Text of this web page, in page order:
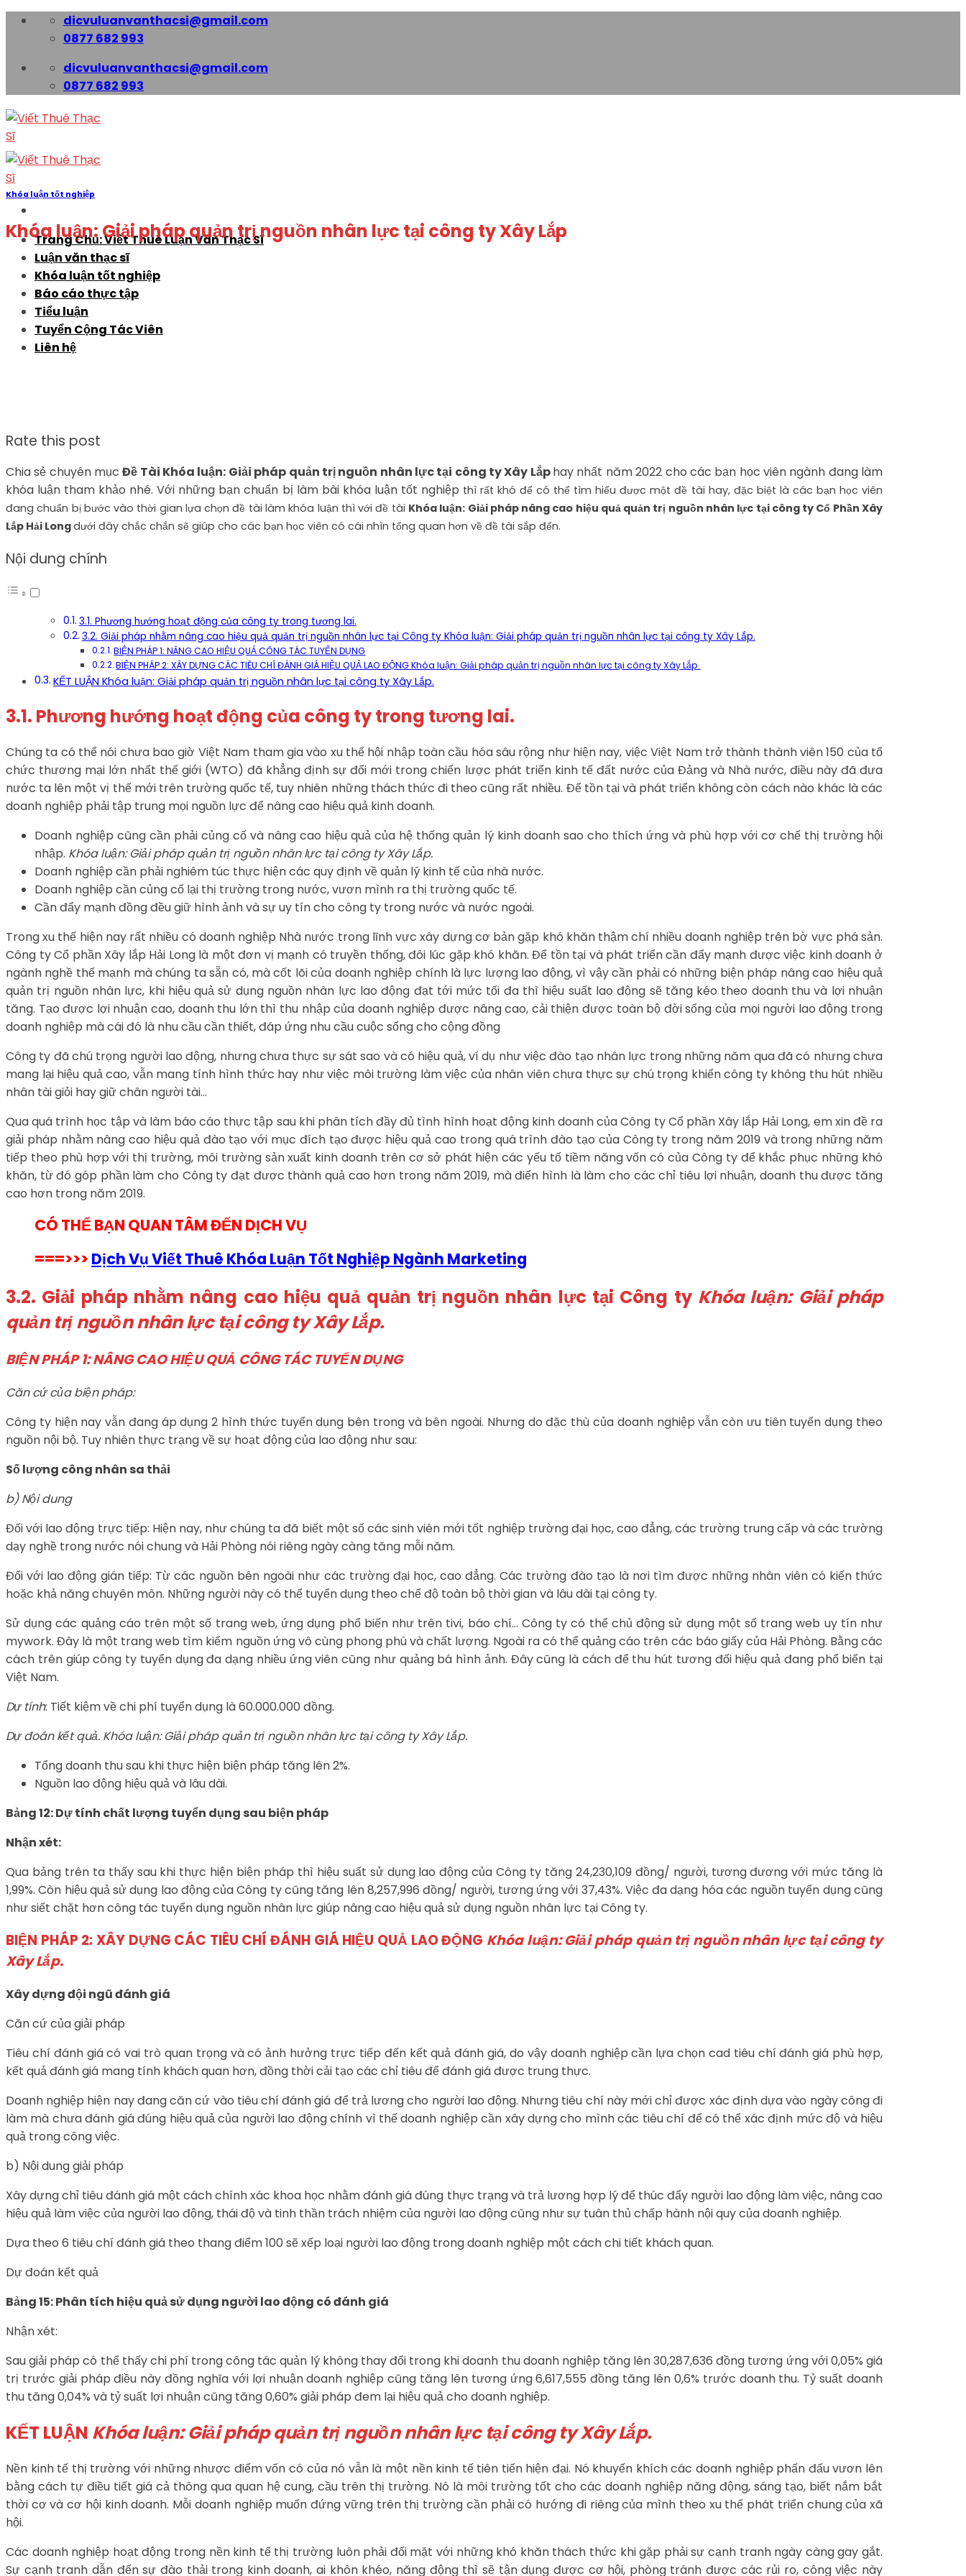
Skip
dicvuluanvanthacsi@gmail.com
0877 682 993
dicvuluanvanthacsi@gmail.com
0877 682 993
Trang Chủ: Viết Thuê Luận Văn Thạc Sĩ
Luận văn thạc sĩ
Khóa luận tốt nghiệp
Báo cáo thực tập
Tiểu luận
Tuyển Cộng Tác Viên
Liên hệ
Khóa luận tốt nghiệp
Khóa luận: Giải pháp quản trị nguồn nhân lực tại công ty Xây Lắp
Rate this post
Chia sẻ chuyên mụcĐề Tài Khóa luận: Giải pháp quản trị nguồn nhân lực tại công ty Xây Lắphay nhất năm 2022 cho các bạn học viên ngành đang làm
khóa luận tham khảo nhé. Với những bạn chuẩn bị làm bài khóa luận tốt nghiệp thì rất khó để có thể tìm hiểu được một đề tài hay, đặc biệt là các bạn học viên
đang chuẩn bị bước vào thời gian lựa chọn đề tài làm khóa luận thì với đề tài Khóa luận: Giải pháp nâng cao hiệu quả quản trị nguồn nhân lực tại công ty Cổ Phần Xây
Lắp Hải Longdưới đây chắc chắn sẽ giúp cho các bạn học viên có cái nhìn tổng quan hơn về đề tài sắp đến.
Nội dung chính
3.1. Phương hướng hoạt động của công ty trong tương lai.
3.2. Giải pháp nhằm nâng cao hiệu quả quản trị nguồn nhân lực tại Công ty Khóa luận: Giải pháp quản trị nguồn nhân lực tại công ty Xây Lắp.
BIỆN PHÁP 1: NÂNG CAO HIỆU QUẢ CÔNG TÁC TUYỂN DỤNG
BIỆN PHÁP 2: XÂY DỰNG CÁC TIÊU CHÍ ĐÁNH GIÁ HIỆU QUẢ LAO ĐỘNG Khóa luận: Giải pháp quản trị nguồn nhân lực tại công ty Xây Lắp.
KẾT LUẬN Khóa luận: Giải pháp quản trị nguồn nhân lực tại công ty Xây Lắp.
3.1. Phương hướng hoạt động của công ty trong tương lai.
Chúng ta có thể nói chưa bao giờ Việt Nam tham gia vào xu thế hội nhập toàn cầu hóa sâu rộng như hiện nay, việc Việt Nam trở thành thành viên 150 của tổ
chức thương mại lớn nhất thế giới (WTO) đã khẳng định sự đổi mới trong chiến lược phát triển kinh tế đất nước của Đảng và Nhà nước, điều này đã đưa
nước ta lên một vị thế mới trên trường quốc tế, tuy nhiên những thách thức đi theo cũng rất nhiều. Để tồn tại và phát triển không còn cách nào khác là các
doanh nghiệp phải tập trung mọi nguồn lực để nâng cao hiệu quả kinh doanh.
Doanh nghiệp cũng cần phải củng cố và nâng cao hiệu quả của hệ thống quản lý kinh doanh sao cho thích ứng và phù hợp với cơ chế thị trường hội
nhập. Khóa luận: Giải pháp quản trị nguồn nhân lực tại công ty Xây Lắp.
Doanh nghiệp cần phải nghiêm túc thực hiện các quy định về quản lý kinh tế của nhà nước.
Doanh nghiệp cần củng cố lại thị trường trong nước, vươn mình ra thị trường quốc tế.
Cần đẩy mạnh đồng đều giữ hình ảnh và sự uy tín cho công ty trong nước và nước ngoài.
Trong xu thế hiện nay rất nhiều có doanh nghiệp Nhà nước trong lĩnh vực xây dựng cơ bản gặp khó khăn thậm chí nhiều doanh nghiệp trên bờ vực phá sản.
Công ty Cổ phần Xây lắp Hải Long là một đơn vị mạnh có truyền thống, đôi lúc gặp khó khăn. Để tồn tại và phát triển cần đẩy mạnh được việc kinh doanh ở
ngành nghề thế mạnh mà chúng ta sẵn có, mà cốt lõi của doanh nghiệp chính là lực lượng lao động, vì vậy cần phải có những biện pháp nâng cao hiệu quả
quản trị nguồn nhân lực, khi hiệu quả sử dụng nguồn nhân lực lao động đạt tới mức tối đa thì hiệu suất lao động sẽ tăng kéo theo doanh thu và lợi nhuận
tăng. Tạo được lợi nhuận cao, doanh thu lớn thì thu nhập của doanh nghiệp được nâng cao, cải thiện được toàn bộ đời sống của mọi người lao động trong
doanh nghiệp mà cái đó là nhu cầu cần thiết, đáp ứng nhu cầu cuộc sống cho cộng đồng
Công ty đã chú trọng người lao động, nhưng chưa thực sự sát sao và có hiệu quả, ví dụ như việc đào tạo nhân lực trong những năm qua đã có nhưng chưa
mang lại hiệu quả cao, vẫn mang tính hình thức hay như việc môi trường làm việc của nhân viên chưa thực sự chú trọng khiến công ty không thu hút nhiều
nhân tài giỏi hay giữ chân người tài…
Qua quá trình học tập và làm báo cáo thực tập sau khi phân tích đầy đủ tình hình hoạt động kinh doanh của Công ty Cổ phần Xây lắp Hải Long, em xin đề ra
giải pháp nhằm nâng cao hiệu quả đào tạo với mục đích tạo được hiệu quả cao trong quá trình đào tạo của Công ty trong năm 2019 và trong những năm
tiếp theo phù hợp với thị trường, môi trường sản xuất kinh doanh trên cơ sở phát hiện các yếu tố tiềm năng vốn có của Công ty để khắc phục những khó
khăn, từ đó góp phần làm cho Công ty đạt được thành quả cao hơn trong năm 2019, mà điển hình là làm cho các chỉ tiêu lợi nhuận, doanh thu được tăng
cao hơn trong năm 2019.
CÓ THỂ BẠN QUAN TÂM ĐẾN DỊCH VỤ
===>>> Dịch Vụ Viết Thuê Khóa Luận Tốt Nghiệp Ngành Marketing
3.2. Giải pháp nhằm nâng cao hiệu quả quản trị nguồn nhân lực tại Công ty Khóa luận: Giải pháp
quản trị nguồn nhân lực tại công ty Xây Lắp.
BIỆN PHÁP 1: NÂNG CAO HIỆU QUẢ CÔNG TÁC TUYỂN DỤNG
Căn cứ của biện pháp:
Công ty hiện nay vẫn đang áp dụng 2 hình thức tuyển dụng bên trong và bên ngoài. Nhưng do đặc thù của doanh nghiệp vẫn còn ưu tiên tuyển dụng theo
nguồn nội bộ. Tuy nhiên thực trạng về sự hoạt động của lao động như sau:
Số lượng công nhân sa thải
b) Nội dung
Đối với lao động trực tiếp: Hiện nay, như chúng ta đã biết một số các sinh viên mới tốt nghiệp trường đại học, cao đẳng, các trường trung cấp và các trường
dạy nghề trong nước nói chung và Hải Phòng nói riêng ngày càng tăng mỗi năm.
Đối với lao động gián tiếp: Từ các nguồn bên ngoài như các trường đại học, cao đẳng. Các trường đào tạo là nơi tìm được những nhân viên có kiến thức
hoặc khả năng chuyên môn. Những người này có thể tuyển dụng theo chế độ toàn bộ thời gian và lâu dài tại công ty.
Sử dụng các quảng cáo trên một số trang web, ứng dụng phổ biến như trên tivi, báo chí… Công ty có thể chủ động sử dụng một số trang web uy tín như
mywork. Đây là một trang web tìm kiếm nguồn ứng vô cùng phong phú và chất lượng. Ngoài ra có thể quảng cáo trên các báo giấy của Hải Phòng. Bằng các
cách trên giúp công ty tuyển dụng đa dạng nhiều ứng viên cũng như quảng bá hình ảnh. Đây cũng là cách để thu hút tương đối hiệu quả đang phổ biến tại
Việt Nam.
Dự tính: Tiết kiệm về chi phí tuyển dụng là 60.000.000 đồng.
Dự đoán kết quả. Khóa luận: Giải pháp quản trị nguồn nhân lực tại công ty Xây Lắp.
Tổng doanh thu sau khi thực hiện biện pháp tăng lên 2%.
Nguồn lao động hiệu quả và lâu dài.
Bảng 12: Dự tính chất lượng tuyển dụng sau biện pháp
Nhận xét:
Qua bảng trên ta thấy sau khi thực hiện biện pháp thì hiệu suất sử dụng lao động của Công ty tăng 24,230,109 đồng/ người, tương đương với mức tăng là
1,99%. Còn hiệu quả sử dụng lao động của Công ty cũng tăng lên 8,257,996 đồng/ người, tương ứng với 37,43%. Việc đa dạng hóa các nguồn tuyển dụng cũng
như siết chặt hơn công tác tuyển dụng nguồn nhân lực giúp nâng cao hiệu quả sử dụng nguồn nhân lực tại Công ty.
BIỆN PHÁP 2: XÂY DỰNG CÁC TIÊU CHÍ ĐÁNH GIÁ HIỆU QUẢ LAO ĐỘNG Khóa luận: Giải pháp quản trị nguồn nhân lực tại công ty
Xây Lắp.
Xây dựng đội ngũ đánh giá
Căn cứ của giải pháp
Tiêu chí đánh giá có vai trò quan trọng và có ảnh hưởng trực tiếp đến kết quả đánh giá, do vậy doanh nghiệp cần lựa chọn cad tiêu chí đánh giá phù hợp,
kết quả đánh giá mang tính khách quan hơn, đồng thời cải tạo các chỉ tiêu để đánh giá được trung thực.
Doanh nghiệp hiện nay đang căn cứ vào tiêu chí đánh giá để trả lương cho người lao động. Nhưng tiêu chí này mới chỉ được xác định dựa vào ngày công đi
làm mà chưa đánh giá đúng hiệu quả của người lao động chính vì thế doanh nghiệp cần xây dựng cho mình các tiêu chí để có thể xác định mức độ và hiệu
quả trong công việc.
b) Nội dung giải pháp
Xây dựng chỉ tiêu đánh giá một cách chính xác khoa học nhằm đánh giá đúng thực trạng và trả lương hợp lý để thúc đẩy người lao động làm việc, nâng cao
hiệu quả làm việc của người lao động, thái độ và tinh thần trách nhiệm của người lao động cũng như sự tuân thủ chấp hành nội quy của doanh nghiệp.
Dựa theo 6 tiêu chí đánh giá theo thang điểm 100 sẽ xếp loại người lao động trong doanh nghiệp một cách chi tiết khách quan.
Dự đoán kết quả
Bảng 15: Phân tích hiệu quả sử dụng người lao động có đánh giá
Nhận xét:
Sau giải pháp có thể thấy chi phí trong công tác quản lý không thay đổi trong khi doanh thu doanh nghiệp tăng lên 30,287,636 đồng tương ứng với 0,05% giá
trị trước giải pháp điều này đồng nghĩa với lợi nhuận doanh nghiệp cũng tăng lên tương ứng 6,617,555 đồng tăng lên 0,6% trước doanh thu. Tỷ suất doanh
thu tăng 0,04% và tỷ suất lợi nhuận cũng tăng 0,60% giải pháp đem lại hiệu quả cho doanh nghiệp.
KẾT LUẬN Khóa luận: Giải pháp quản trị nguồn nhân lực tại công ty Xây Lắp.
Nền kinh tế thị trường với những nhược điểm vốn có của nó vẫn là một nền kinh tế tiên tiến hiện đại. Nó khuyến khích các doanh nghiệp phấn đấu vươn lên
bằng cách tự điều tiết giá cả thông qua quan hệ cung, cầu trên thị trường. Nó là môi trường tốt cho các doanh nghiệp năng động, sáng tạo, biết nắm bắt
thời cơ và cơ hội kinh doanh. Mỗi doanh nghiệp muốn đứng vững trên thị trường cần phải có hướng đi riêng của mình theo xu thế phát triển chung của xã
hội.
Các doanh nghiệp hoạt động trong nền kinh tế thị trường luôn phải đối mặt với những khó khăn thách thức khi gặp phải sự cạnh tranh ngày càng gay gắt.
Sự cạnh tranh dẫn đến sự đào thải trong kinh doanh, ai khôn khéo, năng động thì sẽ tận dụng được cơ hội, phòng tránh được các rủi ro, công việc này